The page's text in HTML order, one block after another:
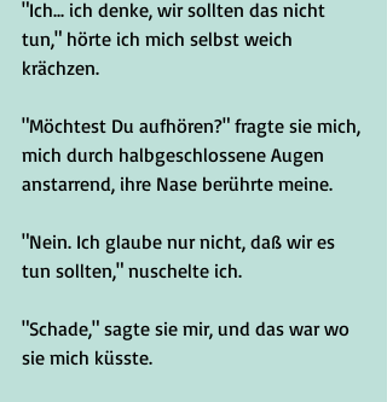
"Ich... ich denke, wir sollten das nicht
tun," hörte ich mich selbst weich
krächzen.
"Möchtest Du aufhören?" fragte sie mich,
mich durch halbgeschlossene Augen
anstarrend, ihre Nase berührte meine.
"Nein. Ich glaube nur nicht, daß wir es
tun sollten," nuschelte ich.
"Schade," sagte sie mir, und das war wo
sie mich küsste.